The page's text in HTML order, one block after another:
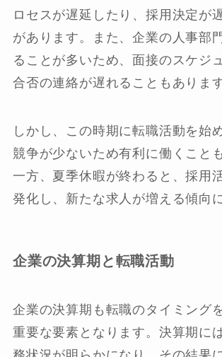
ロセスが遅延したり、採用決定が
があります。また、企業の人事部
ることが多いため、面接のスケジ
合否の連絡が遅れることもあります
しかし、この時期に転職活動を始
競争が少ないため有利に働くこと
一方、夏季休暇が終わると、採用
発化し、新たな求人が増える傾向
企業の決算期と転職活動
企業の決算期も転職のタイミング
重要な要素となります。決算期に